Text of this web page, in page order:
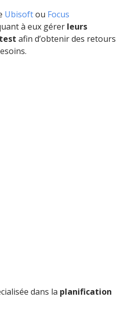
Ubisoftou Focus
à eux gérer leurs
afin d’obtenir des retours
dans la planification